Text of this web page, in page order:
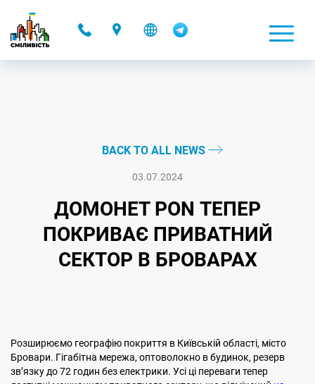
BACK TO ALL NEWS
03.07.2024
ДОМОНЕТ PON ТЕПЕР
ПОКРИВАЄ ПРИВАТНИЙ
СЕКТОР В БРОВАРАХ
Розширюємо географію покриття в Київській області, місто
Бровари. Гігабітна мережа, оптоволокно в будинок, резерв
звʼязку до 72 годин без електрики. Усі ці переваги тепер